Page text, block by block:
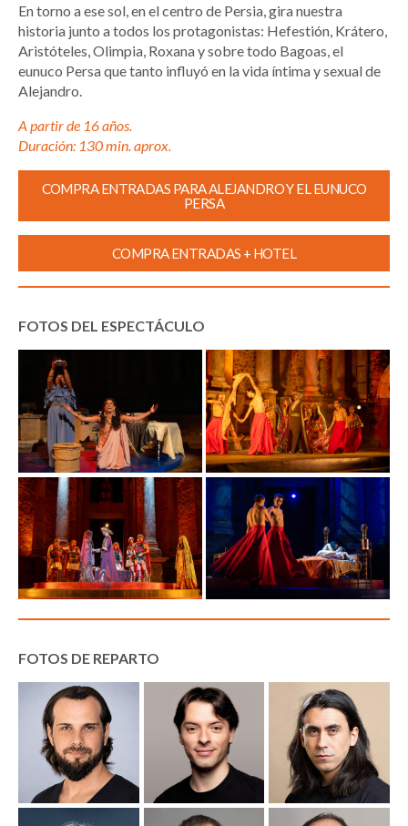
En torno a ese sol, en el centro de Persia, gira nuestra
historia junto a todos los protagonistas: Hefestión, Krátero,
Aristóteles, Olimpia, Roxana y sobre todo Bagoas, el
eunuco Persa que tanto influyó en la vida íntima y sexual de
Alejandro.
A partir de 16 años.
Duración: 130 min. aprox.
COMPRA ENTRADAS PARA ALEJANDRO Y EL EUNUCO
PERSA
COMPRA ENTRADAS + HOTEL
FOTOS DEL ESPECTÁCULO
FOTOS DE REPARTO